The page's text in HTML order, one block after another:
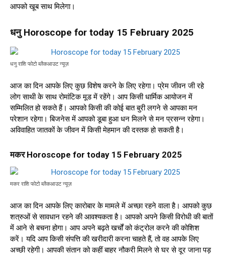
आपको खूब साथ मिलेगा।
धनु Horoscope for today 15 February 2025
धनु राशि फोटो ब्लैकआउट न्यूज़
आज का दिन आपके लिए कुछ विशेष करने के लिए रहेगा। प्रेम जीवन जी रहे
लोग साथी के साथ रोमांटिक मूड में रहेंगे। आप किसी धार्मिक आयोजन में
सम्मिलित हो सकते हैं। आपको किसी की कोई बात बुरी लगने से आपका मन
परेशान रहेगा। बिजनेस में आपको डूबा हुआ धन मिलने से मन प्रसन्न रहेगा।
अविवाहित जातकों के जीवन में किसी मेहमान की दस्तक हो सकती है।
मकर Horoscope for today 15 February 2025
मकर राशि फोटो ब्लैकआउट न्यूज़
आज का दिन आपके लिए कारोबार के मामले में अच्छा रहने वाला है। आपको कुछ
शत्रुओं से सावधान रहने की आवश्यकता है। आपको अपने किसी विरोधी की बातों
में आने से बचना होगा। आप अपने बढ़ते खर्चों को कंट्रोल करने की कोशिश
करें। यदि आप किसी संपत्ति की खरीदारी करना चाहते हैं, तो वह आपके लिए
अच्छी रहेगी। आपकी संतान को कहीं बाहर नौकरी मिलने से घर से दूर जाना पड़